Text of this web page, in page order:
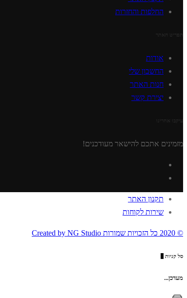
החלפות והחזרות
תפריט האתר
אודות
החשבון שלי
חנות האתר
יצירת קשר
עיקבו אחרינו
מזמינים אתכם להישאר מעודכנים!
תקנון האתר
שירות לקוחות
© 2020 כל הזכויות שמורות Created by NG Studio
סל קניות
מעדכן...